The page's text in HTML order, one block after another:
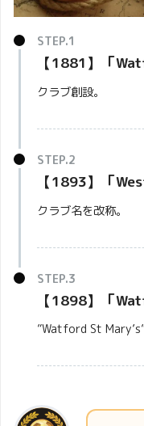
クラブカラーの
させることに由来
エンブレム
ンブレ
【1881】「
クラブ創設。
【1893】「
クラブ名を改称。
【1898】「
”Watford St